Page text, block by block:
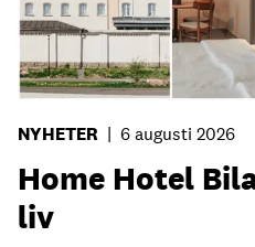
NYHETER | 6 augusti 2026
Home Hotel
liv